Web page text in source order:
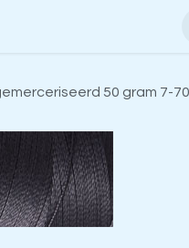
50 gram 7-